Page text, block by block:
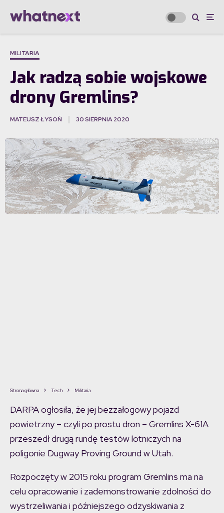
MILITARIA
Jak radzą sobie wojskowe
drony Gremlins?
MATEUSZ ŁYSOŃ 30 SIERPNIA 2020
Strona główna Tech Militaria
DARPA ogłosiła, że ​​jej bezzałogowy pojazd
powietrzny – czyli po prostu dron – Gremlins X-61A
przeszedł drugą rundę testów lotniczych na
poligonie Dugway Proving Ground w Utah.
Rozpoczęty w 2015 roku program Gremlins ma na
celu opracowanie i zademonstrowanie zdolności do
wystrzeliwania i późniejszego odzyskiwania z